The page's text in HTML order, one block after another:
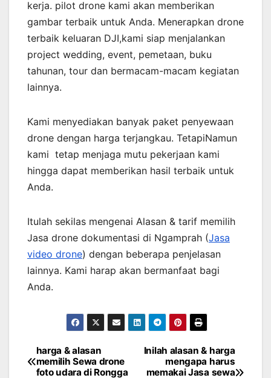
kerja. pilot drone kami akan memberikan
gambar terbaik untuk Anda. Menerapkan drone
terbaik keluaran DJI,kami siap menjalankan
project wedding, event, pemetaan, buku
tahunan, tour dan bermacam-macam kegiatan
lainnya.
Kami menyediakan banyak paket penyewaan
drone dengan harga terjangkau. TetapiNamun
kami tetap menjaga mutu pekerjaan kami
hingga dapat memberikan hasil terbaik untuk
Anda.
Itulah sekilas mengenai Alasan & tarif memilih
Jasa drone dokumentasi di Ngamprah (Jasa
video drone) dengan beberapa penjelasan
lainnya. Kami harap akan bermanfaat bagi
Anda.
Post
Inilah alasan & harga
mengapa harus
memakai Jasa sewa
harga & alasan
memilih Sewa drone
foto udara di Rongga